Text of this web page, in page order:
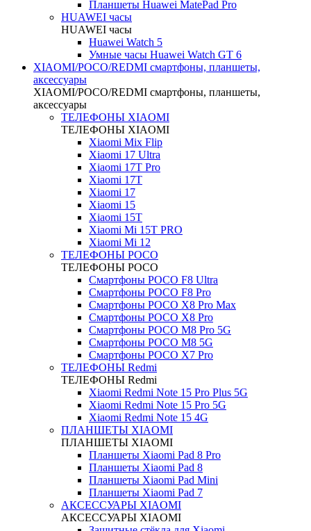
Планшеты Huawei MatePad Pro
HUAWEI часы
HUAWEI часы
Huawei Watch 5
Умные часы Huawei Watch GT 6
XIAOMI/POCO/REDMI cмартфоны, планшеты,
аксессуары
XIAOMI/POCO/REDMI cмартфоны, планшеты,
аксессуары
ТЕЛЕФОНЫ XIAOMI
ТЕЛЕФОНЫ XIAOMI
Xiaomi Mix Flip
Xiaomi 17 Ultra
Xiaomi 17T Pro
Xiaomi 17T
Xiaomi 17
Xiaomi 15
Xiaomi 15T
Xiaomi Mi 15T PRO
Xiaomi Mi 12
ТЕЛЕФОНЫ POCO
ТЕЛЕФОНЫ POCO
Смартфоны POCO F8 Ultra
Смартфоны POCO F8 Pro
Смартфоны POCO X8 Pro Max
Смартфоны POCO X8 Pro
Смартфоны POCO M8 Pro 5G
Смартфоны POCO M8 5G
Смартфоны POCO X7 Pro
ТЕЛЕФОНЫ Redmi
ТЕЛЕФОНЫ Redmi
Xiaomi Redmi Note 15 Pro Plus 5G
Xiaomi Redmi Note 15 Pro 5G
Xiaomi Redmi Note 15 4G
ПЛАНШЕТЫ XIAOMI
ПЛАНШЕТЫ XIAOMI
Планшеты Xiaomi Pad 8 Pro
Планшеты Xiaomi Pad 8
Планшеты Xiaomi Pad Mini
Планшеты Xiaomi Pad 7
АКСЕССУАРЫ XIAOMI
АКСЕССУАРЫ XIAOMI